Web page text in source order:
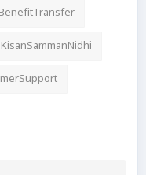
KisanSammanNidhi